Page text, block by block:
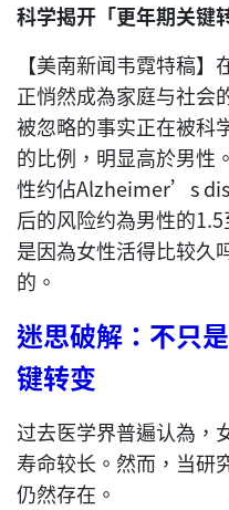
科学揭开「更年期关键
【美南新闻韦霓特稿
正悄然成為家庭与社会
被忽略的事实正在被科
的比例，明显高於男性
性约佔Alzheimer’s
后的风险约為男性的
是因為女性活得比较久
的。
迷思破解：不只
键转变
过去医学界普遍认為，
寿命较长。然而，当研
仍然存在。